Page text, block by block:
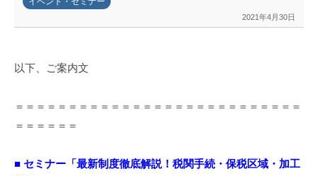
進
機
2021年4月30日
a
a
以下、ご案内文
＝＝＝＝＝＝＝＝＝＝＝＝＝＝＝＝＝＝＝＝＝＝＝＝＝＝＝
＝＝＝＝＝＝
■ セミナー「最新制度徹底解説！税関手続・保税区域・加工